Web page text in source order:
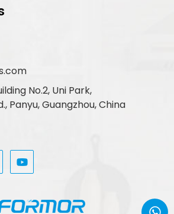
No.2, Uni Park,
Panyu, Guangzhou, China